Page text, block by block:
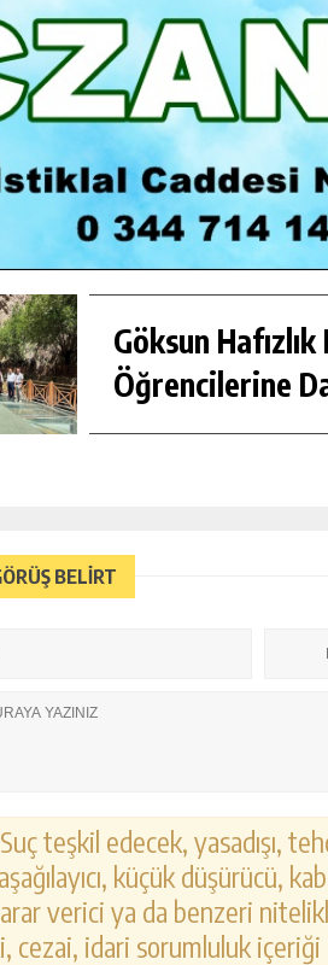
Göksun Hafızlık
Öğrencilerine
BELİRT
Suç teşkil edecek, yasadışı,
küçük düşürücü,
verici ya da benzeri
cezai, idari sorumluluk
GÜNLÜK HABER AKIŞI
KIZ KUR’AN KURSU
DARENDE GEZISI.